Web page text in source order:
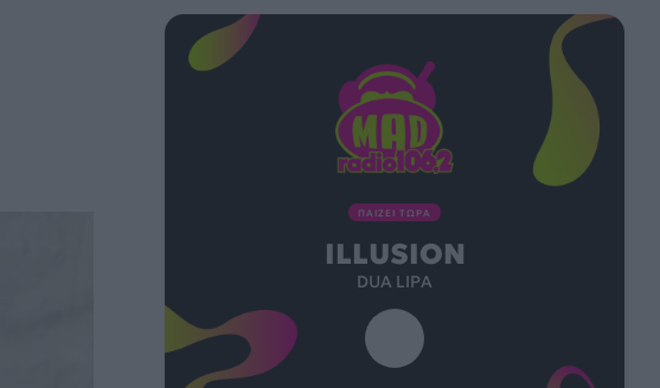
ΠΑΙΖΕΙ ΤΩΡΑ
ILLUSION
DUA LIPA